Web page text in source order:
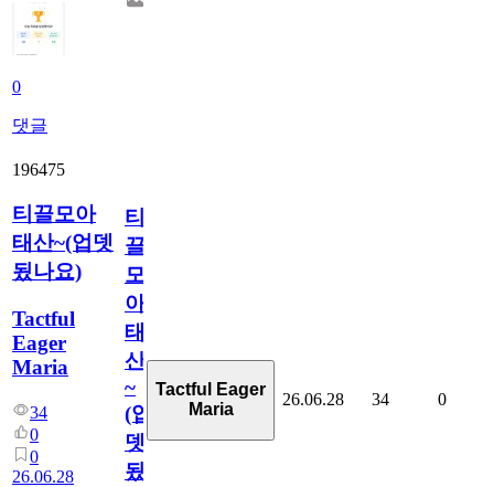
0
댓글
196475
티끌모아
태산~(업뎃
됬나요)
Tactful
Eager
Maria
34
0
0
26.06.28
티
끌
모
아
태
산
~
(업
뎃
됬
Tactful Eager
Maria
26.06.28 34 0